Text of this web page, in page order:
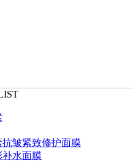
抗皱紧致修护面膜
补水面膜